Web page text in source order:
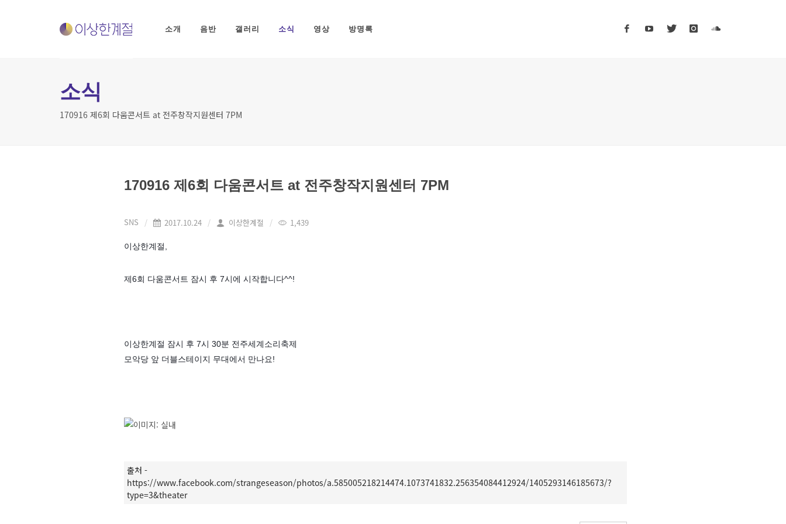
소개 음반 갤러리 소식 영상 방명록
소식
170916 제6회 다움콘서트 at 전주창작지원센터 7PM
170916 제6회 다움콘서트 at 전주창작지원센터 7PM
SNS 2017.10.24 이상한계절 1,439
이상한계절,
제6회 다움콘서트 잠시 후 7시에 시작합니다^^!
이상한계절 잠시 후 7시 30분 전주세계소리축제
모악당 앞 더블스테이지 무대에서 만나요!
출처 -
https://www.facebook.com/strangeseason/photos/a.585005218214474.1073741832.256354084412924/1405293146185673/?
type=3&theater